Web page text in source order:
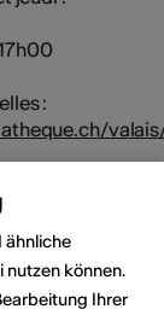
:
ähnliche
nutzen können.
Ihrer